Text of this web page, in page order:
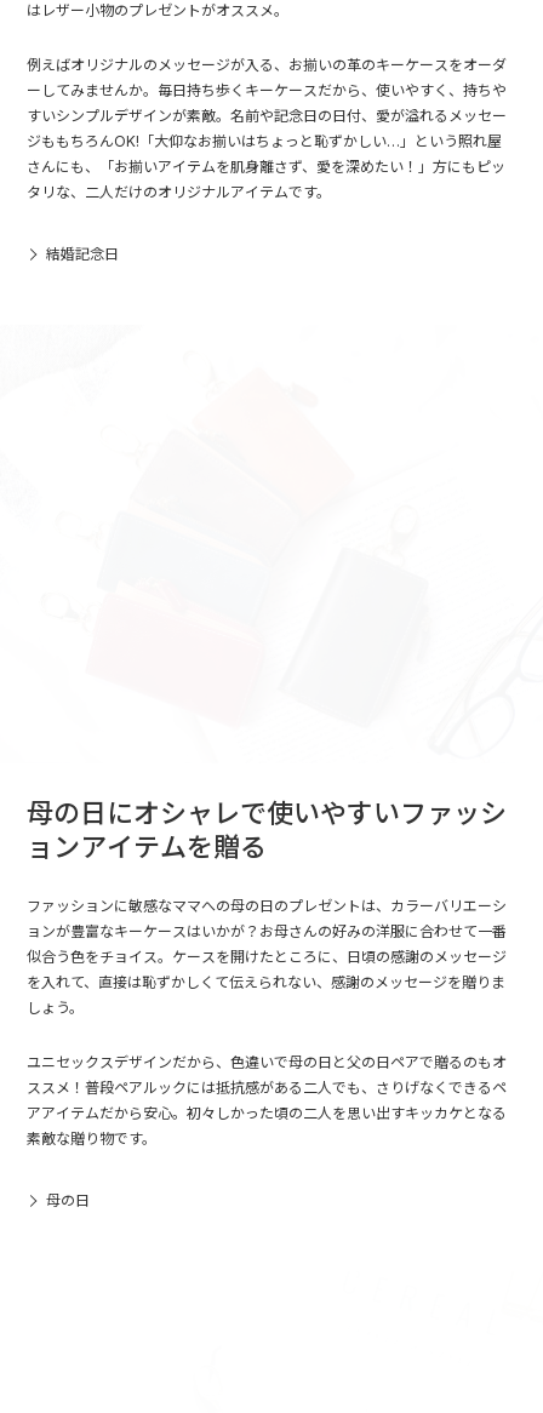
はレザー小物のプレゼントがオススメ。
例えばオリジナルのメッセージが入る、お揃いの革のキーケースをオーダ
ーしてみませんか。毎日持ち歩くキーケースだから、使いやすく、持ちや
すいシンプルデザインが素敵。名前や記念日の日付、愛が溢れるメッセー
ジももちろんOK!「大仰なお揃いはちょっと恥ずかしい…」という照れ屋
さんにも、「お揃いアイテムを肌身離さず、愛を深めたい！」方にもピッ
タリな、二人だけのオリジナルアイテムです。
結婚記念日
母の日にオシャレで使いやすいファッシ
ョンアイテムを贈る
ファッションに敏感なママへの母の日のプレゼントは、カラーバリエーシ
ョンが豊富なキーケースはいかが？お母さんの好みの洋服に合わせて一番
似合う色をチョイス。ケースを開けたところに、日頃の感謝のメッセージ
を入れて、直接は恥ずかしくて伝えられない、感謝のメッセージを贈りま
しょう。
ユニセックスデザインだから、色違いで母の日と父の日ペアで贈るのもオ
ススメ！普段ペアルックには抵抗感がある二人でも、さりげなくできるペ
アアイテムだから安心。初々しかった頃の二人を思い出すキッカケとなる
素敵な贈り物です。
母の日